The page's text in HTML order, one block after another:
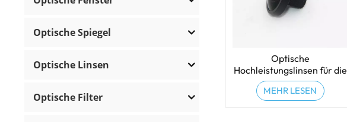
Optische Spiegel
Optische Linsen
Optische Filter
Optische
Hochleistungslinsen für die
Automobilindustrie
MEHR LESEN